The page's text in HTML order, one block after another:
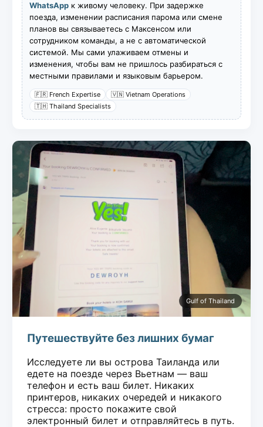
WhatsApp к живому человеку. При задержке
поезда, изменении расписания парома или смене
планов вы связываетесь с Максенсом или
сотрудником команды, а не с автоматической
системой. Мы сами улаживаем отмены и
изменения, чтобы вам не пришлось разбираться с
местными правилами и языковым барьером.
🇫🇷 French Expertise
🇻🇳 Vietnam Operations
🇹🇭 Thailand Specialists
Путешествуйте без лишних бумаг
Исследуете ли вы острова Таиланда или
едете на поезде через Вьетнам — ваш
телефон и есть ваш билет. Никаких
принтеров, никаких очередей и никакого
стресса: просто покажите свой
электронный билет и отправляйтесь в путь.
Gulf of Thailand